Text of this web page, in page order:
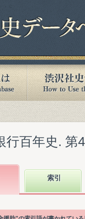
行百年史. 第
索引